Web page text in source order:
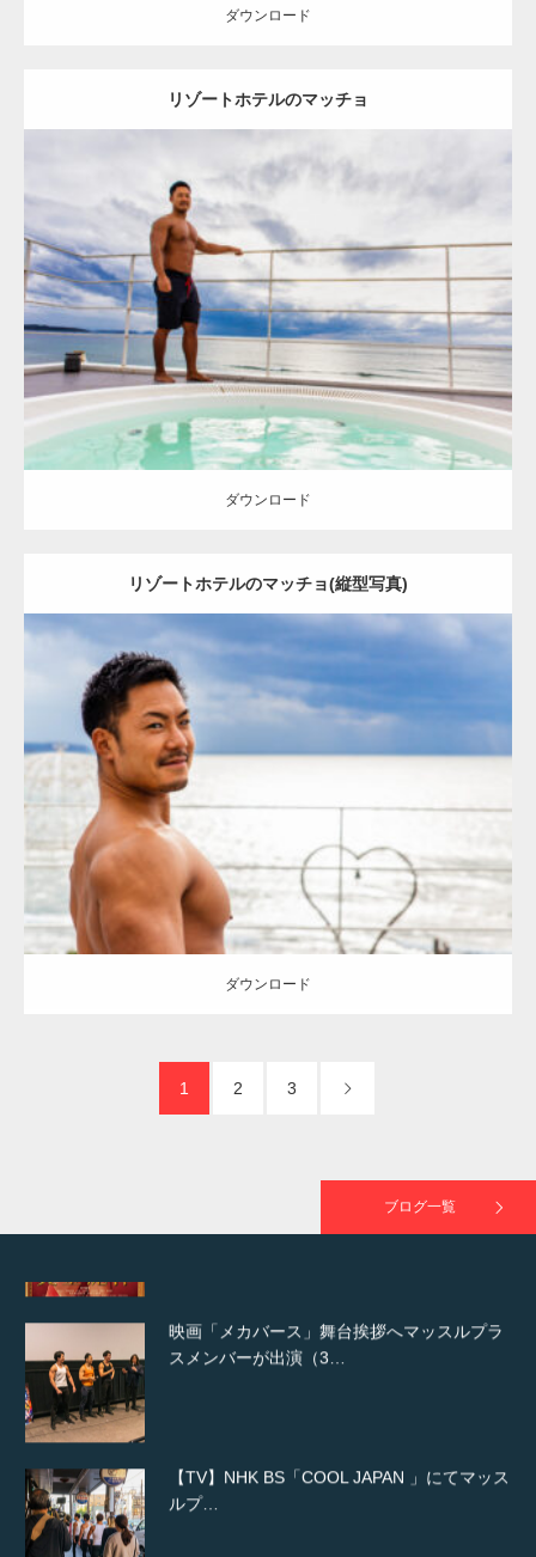
ダウンロード
リゾートホテルのマッチョ
Update:2023.02.11
Category:ホテルのマッチョ オレンジの人 TOSHI(大胸筋)
像 (福岡)
ダウンロード
ダウンロード
リゾートホテルのマッチョ(縦型写真)
2023.02.11
Category:ホテルのマッチョ オレンジの人 TOSHI(大胸筋) 肩 上腕三
ダウンロード
ダウンロード
1 2 3
ブログ一覧
ギネス世界記録…
【TV】TBS番組「ひるおび」にてマッスルプ
ラスが紹介されま…
TOKYO FMラジオ番組「ONE MORNING」
で紹介さ…